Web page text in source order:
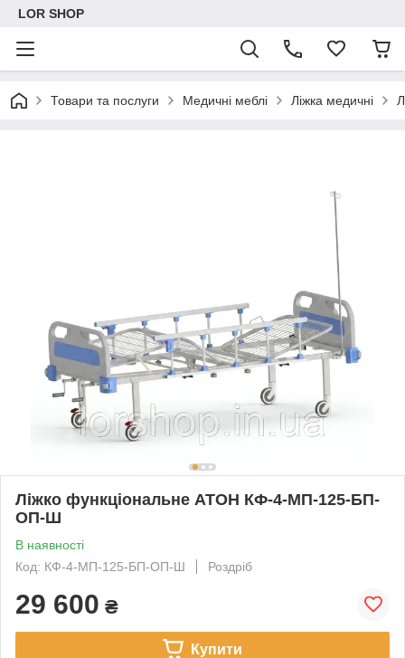
LOR SHOP
Товари та послуги Медичні меблі Ліжка медичні
Ліжко функціональне АТОН КФ-4-МП-125-БП-
ОП-Ш
В наявності
Код: КФ-4-МП-125-БП-ОП-Ш
Роздріб
29 600 ₴
Купити